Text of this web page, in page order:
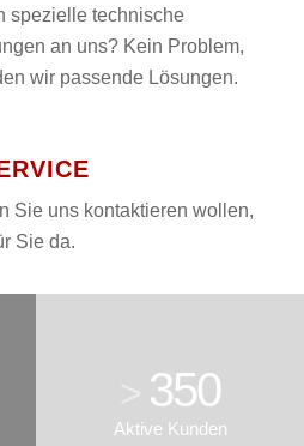
spezielle technische
an uns? Kein Problem,
wir passende Lösungen.
Sie uns kontaktieren wollen,
Sie da.
350
Aktive Kunden